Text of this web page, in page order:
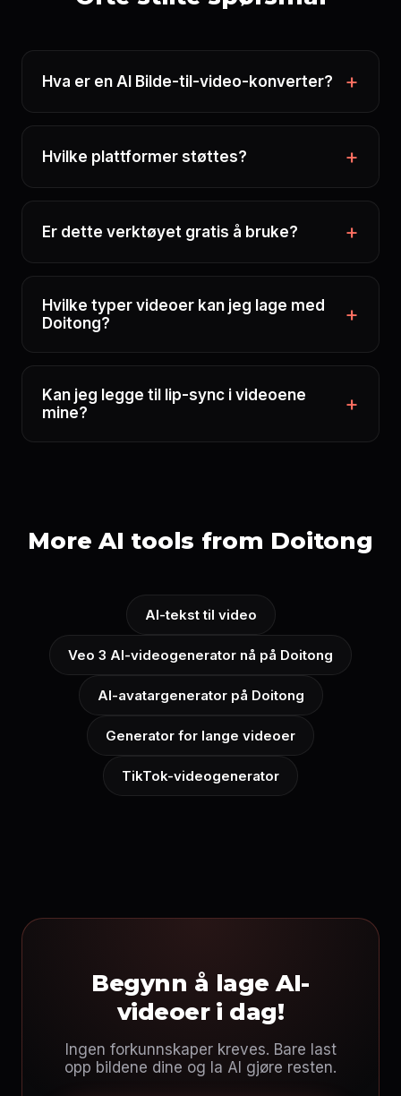
Hva er en AI Bilde-til-video-konverter?
Hvilke plattformer støttes?
Er dette verktøyet gratis å bruke?
Hvilke typer videoer kan jeg lage med
Doitong?
Kan jeg legge til lip-sync i videoene
mine?
More AI tools from Doitong
AI-tekst til video
Veo 3 AI-videogenerator nå på Doitong
AI-avatargenerator på Doitong
Generator for lange videoer
TikTok-videogenerator
Begynn å lage AI-
videoer i dag!
Ingen forkunnskaper kreves. Bare last
opp bildene dine og la AI gjøre resten.